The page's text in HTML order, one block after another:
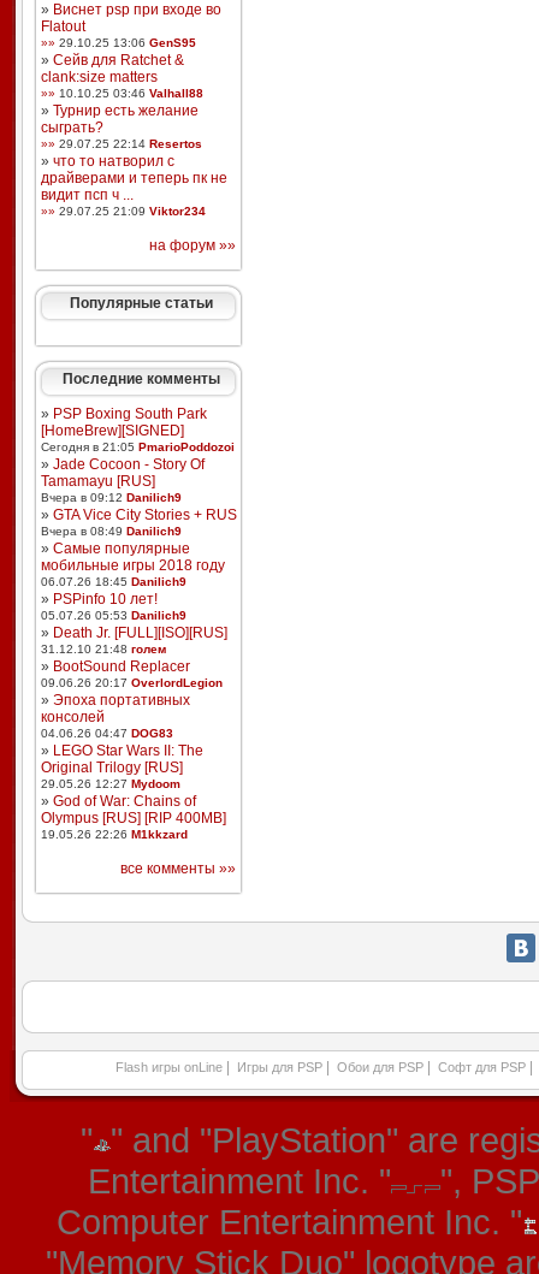
» Виснет psp при входе во
Flatout
»» 29.10.25 13:06 GenS95
» Сейв для Ratchet &
clank:size matters
»» 10.10.25 03:46 Valhall88
» Турнир есть желание
сыграть?
»» 29.07.25 22:14 Resertos
» что то натворил с
драйверами и теперь пк не
видит псп ч ...
»» 29.07.25 21:09 Viktor234
на форум »»
Популярные статьи
Последние комменты
» PSP Boxing South Park
[HomeBrew][SIGNED]
Сегодня в 21:05 PmarioPoddozoi
» Jade Cocoon - Story Of
Tamamayu [RUS]
Вчера в 09:12 Danilich9
» GTA Vice City Stories + RUS
Вчера в 08:49 Danilich9
» Самые популярные
мобильные игры 2018 году
06.07.26 18:45 Danilich9
» PSPinfo 10 лет!
05.07.26 05:53 Danilich9
» Death Jr. [FULL][ISO][RUS]
31.12.10 21:48 голем
» BootSound Replacer
09.06.26 20:17 OverlordLegion
» Эпоха портативных
консолей
04.06.26 04:47 DOG83
» LEGO Star Wars II: The
Original Trilogy [RUS]
29.05.26 12:27 Mydoom
» God of War: Chains of
Olympus [RUS] [RIP 400MB]
19.05.26 22:26 M1kkzard
все комменты »»
Flash игры onLine Игры для PSP Обои для PSP Софт для PSP
" " and "PlayStation" are
Entertainment Inc. "
",
Computer Entertainment Inc. "
"Memory Stick Duo" logotype